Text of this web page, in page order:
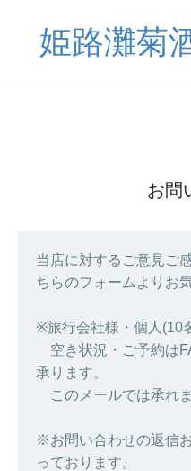
姫路灘菊
お問
当店に対するご意見ご
ちらのフォームよりお
※旅行会社様・個人(10
空き状況・ご予約は
承ります。
このメールでは承れ
※お問い合わせの返信
っております。